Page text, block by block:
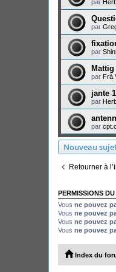
par
par
par
Mattig
par
jante
par
par
Nouveau
Retourner à
PERMISSIONS
Vous ne pouvez
Vous ne pouvez
Vous ne pouvez
Vous ne pouvez
Index du